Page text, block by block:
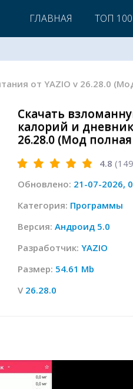
ГЛАВНАЯ ТОП 100
от YAZIO v 26.28.0
Скачать
калорий и
26.28.0 (Мод
4.8 (149
Обновлено: 21-07-2026,
Категория: Программы
Версия: Андроид 5.0
Разработчик: YAZIO
Размер: 54.61 Mb
V 26.28.0